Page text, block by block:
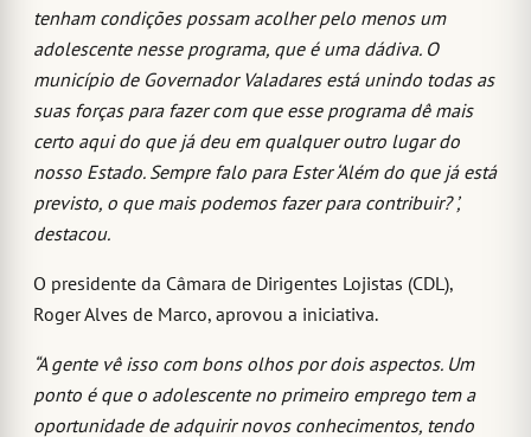
tenham condições possam acolher pelo menos um
adolescente nesse programa, que é uma dádiva. O
município de Governador Valadares está unindo todas as
suas forças para fazer com que esse programa dê mais
certo aqui do que já deu em qualquer outro lugar do
nosso Estado. Sempre falo para Ester ‘Além do que já está
previsto, o que mais podemos fazer para contribuir? ’,
destacou.
O presidente da Câmara de Dirigentes Lojistas (CDL),
Roger Alves de Marco, aprovou a iniciativa.
“A gente vê isso com bons olhos por dois aspectos. Um
ponto é que o adolescente no primeiro emprego tem a
oportunidade de adquirir novos conhecimentos, tendo